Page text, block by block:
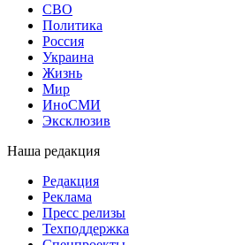
СВО
Политика
Россия
Украина
Жизнь
Мир
ИноСМИ
Эксклюзив
Наша редакция
Редакция
Реклама
Пресс релизы
Техподдержка